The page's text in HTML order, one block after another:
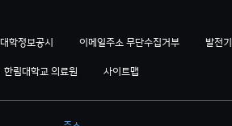
대학정보공시 이메일주소 무단수집거부 발전
한림대학교 의료원 사이트맵